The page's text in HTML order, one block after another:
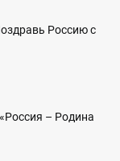
Россию с
– Родина